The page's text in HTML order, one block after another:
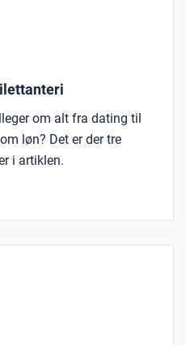
om alt fra dating til
løn? Det er der tre
i artiklen.